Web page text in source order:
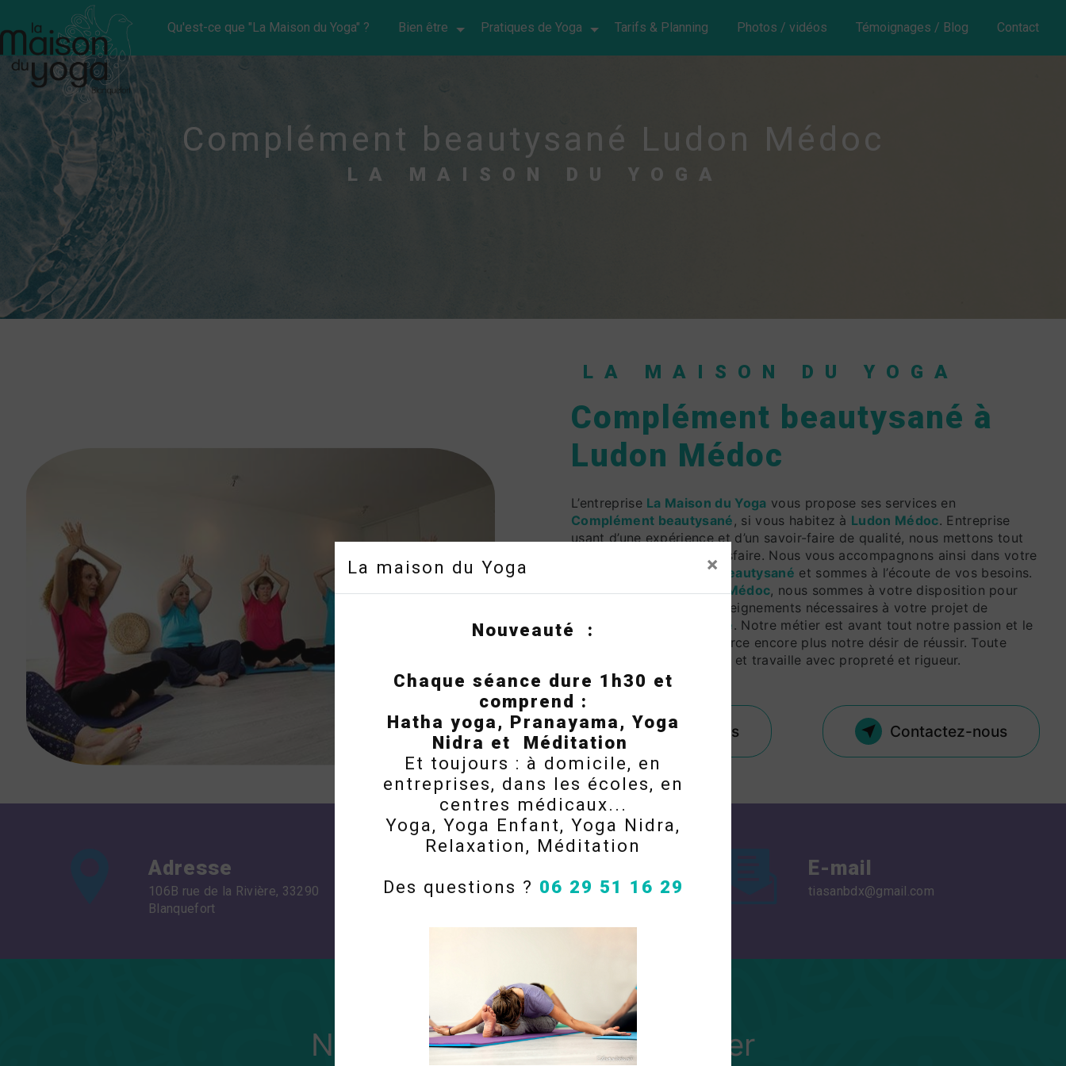
La maison du Yoga ×
Nouveauté :
Chaque séance dure 1h30 et
comprend :
Hatha yoga, Pranayama, Yoga
Nidra et Méditation
Et toujours : à domicile, en
entreprises, dans les écoles, en
centres médicaux...
Yoga, Yoga Enfant, Yoga Nidra,
Relaxation, Méditation
Des questions ? 06 29 51 16 29
Qu'est-ce que "La Maison du Yoga" ? Bien être Pratiques de Yoga Tarifs & Planning Photos / vidéos Témoignages / Blog Contact
Complément beautysané Ludon Médoc
LA MAISON DU YOGA
LA MAISON DU YOGA
Complément beautysané à
Ludon Médoc
L’entreprise La Maison du Yoga vous propose ses services en
Complément beautysané , si vous habitez à Ludon Médoc. Entreprise
usant d’une expérience et d’un savoir-faire de qualité, nous mettons tout
en oeuvre pour vous satisfaire. Nous vous accompagnons ainsi dans votre
Complément beautysané et sommes à l’écoute de vos besoins.
Si vous habitez àLudon Médoc, nous sommes à votre disposition pour
vous transmettre les renseignements nécessaires à votre projet de
Complément beautysané. Notre métier est avant tout notre passion et le
partager avec vous renforce encore plus notre désir de réussir. Toute
notre équipe est qualifiée et travaille avec propreté et rigueur.
En savoir plus Contactez-nous
Adresse
106B rue de la Rivière, 33290
Blanquefort
06 29 51 16 29
E-mail
tiasanbdx@gmail.com
N'hésitez pas à nous contacter
Panneau de gestion des cookies